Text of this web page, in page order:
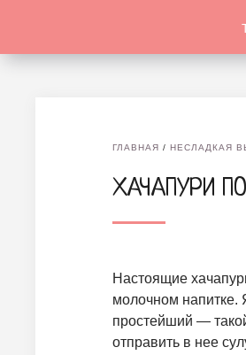
ГЛАВНАЯ / НЕСЛАДКАЯ
ХАЧАПУРИ
Настоящие
молочном напитке.
простейший —
отправить в нее